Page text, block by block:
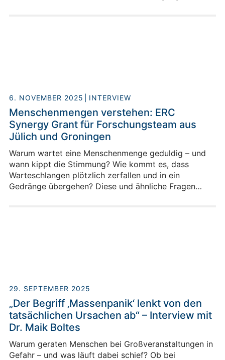
6. NOVEMBER 2025 INTERVIEW
Menschenmengen verstehen: ERC
Synergy Grant für Forschungsteam aus
Jülich und Groningen
Warum wartet eine Menschenmenge geduldig – und
wann kippt die Stimmung? Wie kommt es, dass
Warteschlangen plötzlich zerfallen und in ein
Gedränge übergehen? Diese und ähnliche Fragen
29. SEPTEMBER 2025
„Der Begriff ‚Massenpanik‘ lenkt von den
tatsächlichen Ursachen ab“ – Interview mit
Dr. Maik Boltes
Warum geraten Menschen bei Großveranstaltungen in
Gefahr – und was läuft dabei schief? Ob bei